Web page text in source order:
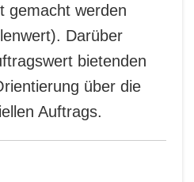
gemacht werden
Darüber
bietenden
über die
Auftrags.